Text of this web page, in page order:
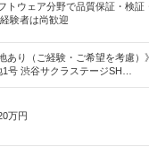
トウェア分野で品質保証・検証
験者は尚歓迎
あり（ご経験・ご希望を考慮）
号 渋谷サクラステージSH…
万円